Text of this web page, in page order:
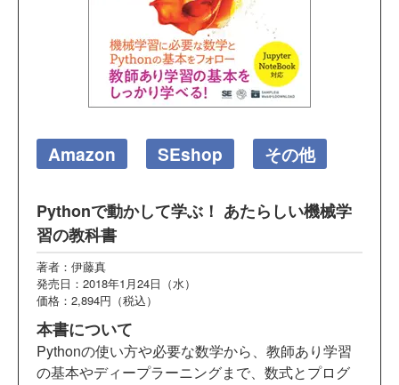
Amazon SEshop その他
Pythonで動かして学ぶ！ あたらしい機械学
習の教科書
著者：伊藤真
発売日：2018年1月24日（水）
価格：2,894円（税込）
本書について
Pythonの使い方や必要な数学から、教師あり学習
の基本やディープラーニングまで、数式とプログ